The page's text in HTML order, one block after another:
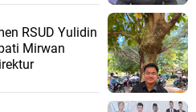
RSUD Yulidin
Mirwan